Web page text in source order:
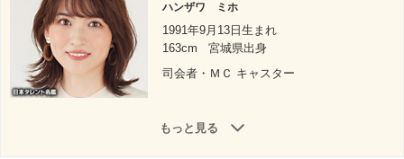
ハンザワ ミホ
1991年9月13日生まれ
163cm
宮城県出身
司会者・ＭＣ キャスター
もっと見る